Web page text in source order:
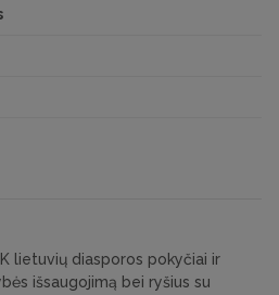
lietuvių diasporos pokyčiai ir
išsaugojimą bei ryšius su